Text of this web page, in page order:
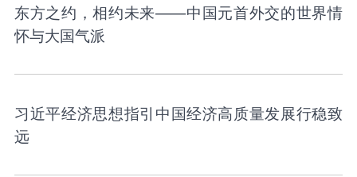
东方之约，相约未来——中国元首外交的世界情
怀与大国气派
习近平经济思想指引中国经济高质量发展行稳致
远